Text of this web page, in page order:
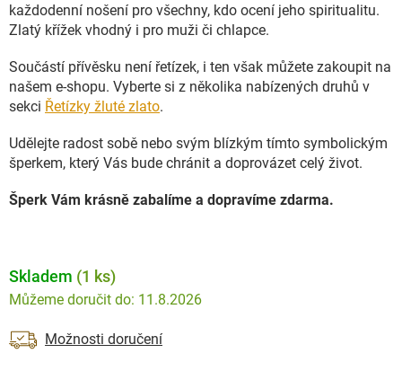
každodenní nošení pro všechny, kdo ocení jeho spiritualitu.
Zlatý křížek vhodný i pro muži či chlapce.
Součástí přívěsku není řetízek, i ten však můžete zakoupit na
našem e-shopu. Vyberte si z několika nabízených druhů v
sekci Řetízky žluté zlato.
Udělejte radost sobě nebo svým blízkým tímto symbolickým
šperkem, který Vás bude chránit a doprovázet celý život.
Šperk Vám krásně zabalíme a dopravíme zdarma.
Skladem (1 ks)
11.8.2026
Možnosti doručení